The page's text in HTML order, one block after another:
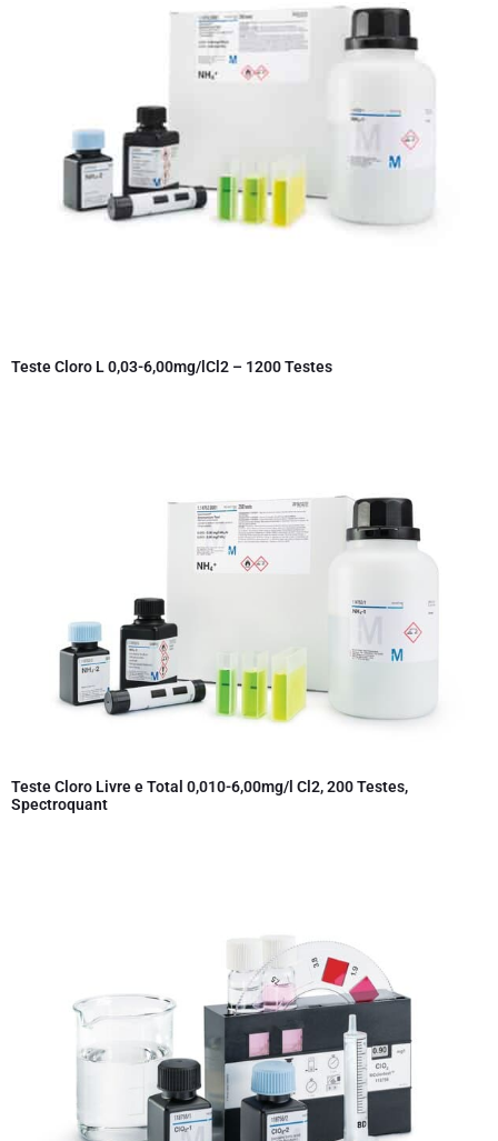
Teste Cloro L 0,03-6,00mg/lCl2 – 1200 Testes
Teste Cloro Livre e Total 0,010-6,00mg/l Cl2, 200 Testes,
Spectroquant